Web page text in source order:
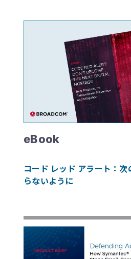
eBook
コード レッド アラート：
らないように